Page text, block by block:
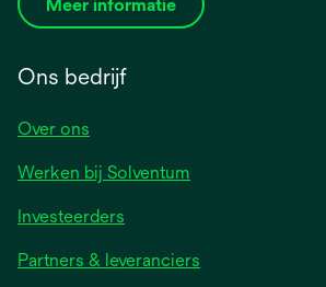
Meer informatie
Ons bedrijf
Over ons
Werken bij Solventum
Investeerders
Partners & leveranciers